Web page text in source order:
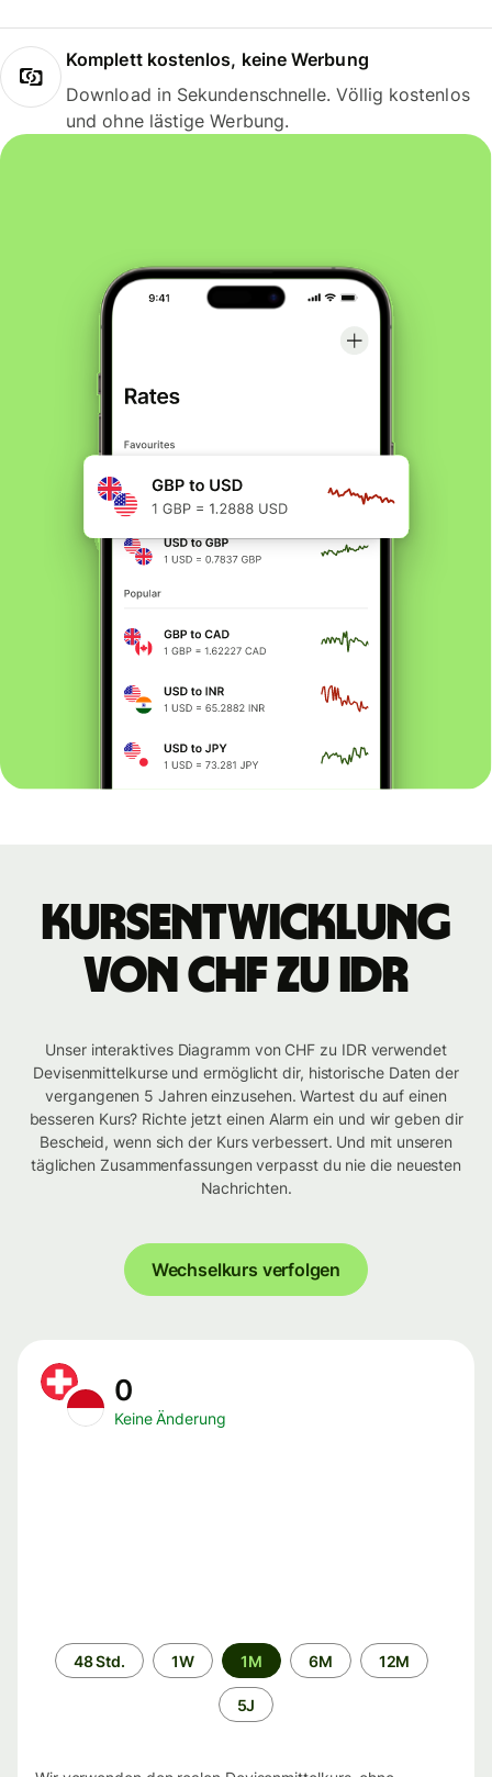
Komplett kostenlos, keine Werbung
Download in Sekundenschnelle. Völlig kostenlos
und ohne lästige Werbung.
Kursentwicklung
von CHF zu IDR
Unser interaktives Diagramm von CHF zu IDR verwendet
Devisenmittelkurse und ermöglicht dir, historische Daten der
vergangenen 5 Jahren einzusehen. Wartest du auf einen
besseren Kurs? Richte jetzt einen Alarm ein und wir geben dir
Bescheid, wenn sich der Kurs verbessert. Und mit unseren
täglichen Zusammenfassungen verpasst du nie die neuesten
Nachrichten.
Wechselkurs verfolgen
0
Keine Änderung
Zeitraum
48 Std. 1W 1M 6M 12M
5J